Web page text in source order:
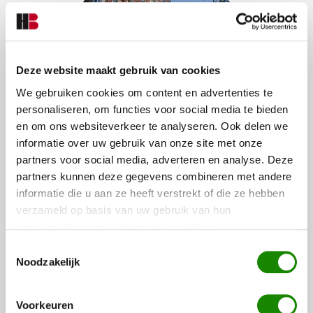
Deze website maakt gebruik van cookies
We gebruiken cookies om content en advertenties te
personaliseren, om functies voor social media te bieden
en om ons websiteverkeer te analyseren. Ook delen we
informatie over uw gebruik van onze site met onze
partners voor social media, adverteren en analyse. Deze
partners kunnen deze gegevens combineren met andere
informatie die u aan ze heeft verstrekt of die ze hebben
verzameld op basis van uw gebruik van hun
Noodzakelijk
Voorkeuren
MOBIELE SURVEILLANCE
In het geval van een alarmmelding is de mobiele surveillance
snel ter plaatse om te signaleren, alarmeren, rapporteren en u
bij te staan waar nodig.